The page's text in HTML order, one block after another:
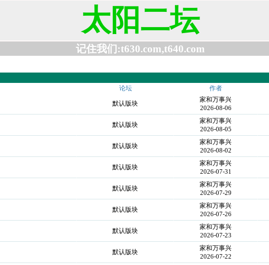
太阳二坛
记住我们:t630.com,t640.com
论坛 作者
默认版块
家和万事兴
2026-08-06
默认版块
家和万事兴
2026-08-05
默认版块
家和万事兴
2026-08-02
默认版块
家和万事兴
2026-07-31
默认版块
家和万事兴
2026-07-29
默认版块
家和万事兴
2026-07-26
默认版块
家和万事兴
2026-07-23
默认版块
家和万事兴
2026-07-22